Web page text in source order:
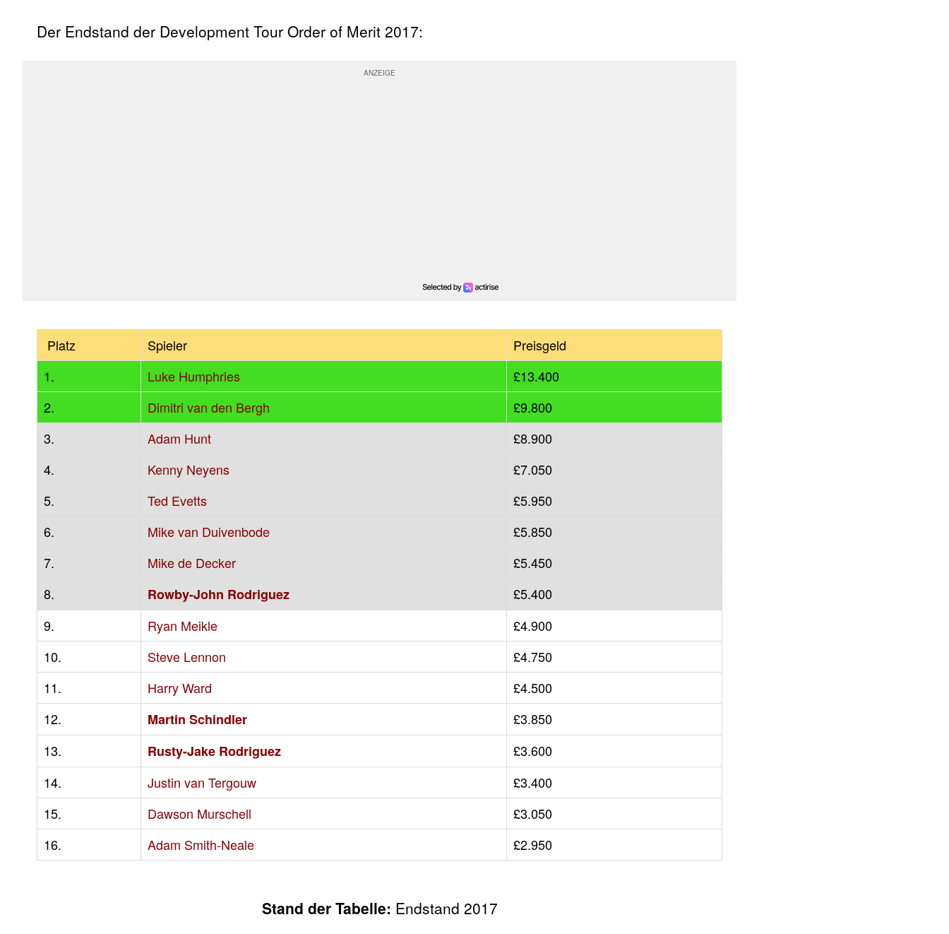
Der Endstand der Development Tour Order of Merit 2017:
Platz Spieler
Preisgeld
1.
Luke Humphries
£13.400
2.
Dimitri van den Bergh
£9.800
3.
Adam Hunt
£8.900
4.
Kenny Neyens
£7.050
5.
Ted Evetts
£5.950
6.
Mike van Duivenbode
£5.850
7.
Mike de Decker
£5.450
8.
Rowby-John Rodriguez
£5.400
9.
Ryan Meikle
£4.900
10.
Steve Lennon
£4.750
11.
Harry Ward
£4.500
12.
Martin Schindler
£3.850
13.
Rusty-Jake Rodriguez
£3.600
14.
Justin van Tergouw
£3.400
15.
Dawson Murschell
£3.050
16.
Adam Smith-Neale £2.950
Stand der Tabelle: Endstand 2017